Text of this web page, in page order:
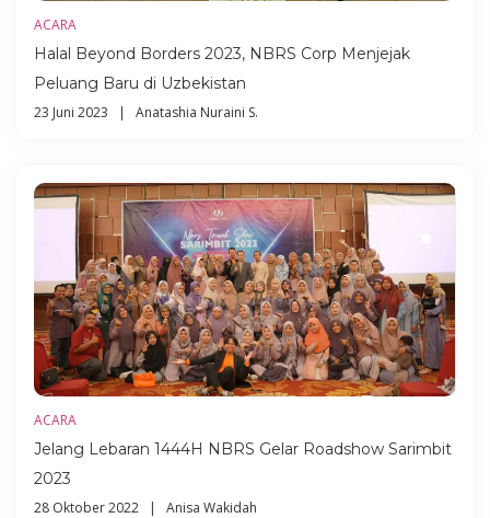
ACARA
Halal Beyond Borders 2023, NBRS Corp Menjejak
Peluang Baru di Uzbekistan
23 Juni 2023 | Anatashia Nuraini S.
ACARA
Jelang Lebaran 1444H NBRS Gelar Roadshow Sarimbit
2023
28 Oktober 2022 | Anisa Wakidah